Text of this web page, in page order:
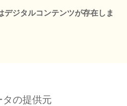
デジタルコンテンツが存在しま
タの提供元